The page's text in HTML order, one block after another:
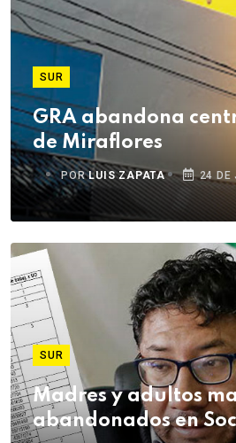
SUR
GRA abandona
de Miraflores
PORLUIS ZAPATA 24 DE
SUR
Madres y adultos
abandonados en